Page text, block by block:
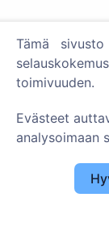
Tämä
toimivuuden.
Evästeet
analysoimaan